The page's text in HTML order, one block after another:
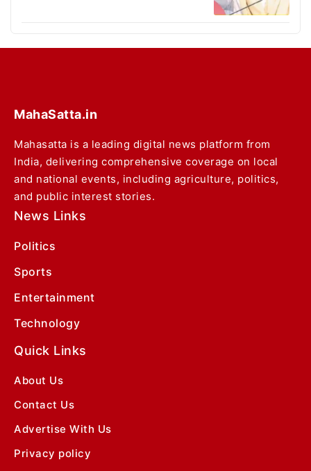
MahaSatta.in
Mahasatta is a leading digital news platform from
India, delivering comprehensive coverage on local
and national events, including agriculture, politics,
and public interest stories.
News Links
Politics
Sports
Entertainment
Technology
Quick Links
About Us
Contact Us
Advertise With Us
Privacy policy